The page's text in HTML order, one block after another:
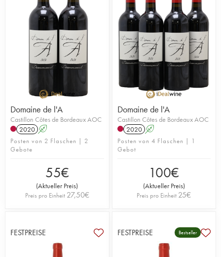
Domaine de l'A
Castillon Côtes de Bordeaux AOC
2020 A
Posten von 2 Flaschen | 2
Gebote
55€
(Aktueller Preis)
Preis pro Einheit 27,50€
Domaine de l'A
Castillon Côtes de Bordeaux AOC
2020 A
Posten von 4 Flaschen | 1
Gebot
100€
(Aktueller Preis)
Preis pro Einheit 25€
FESTPREISE FESTPREISE Bestseller